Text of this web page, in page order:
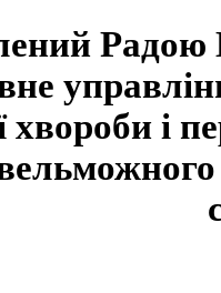
Радою
хвороби і